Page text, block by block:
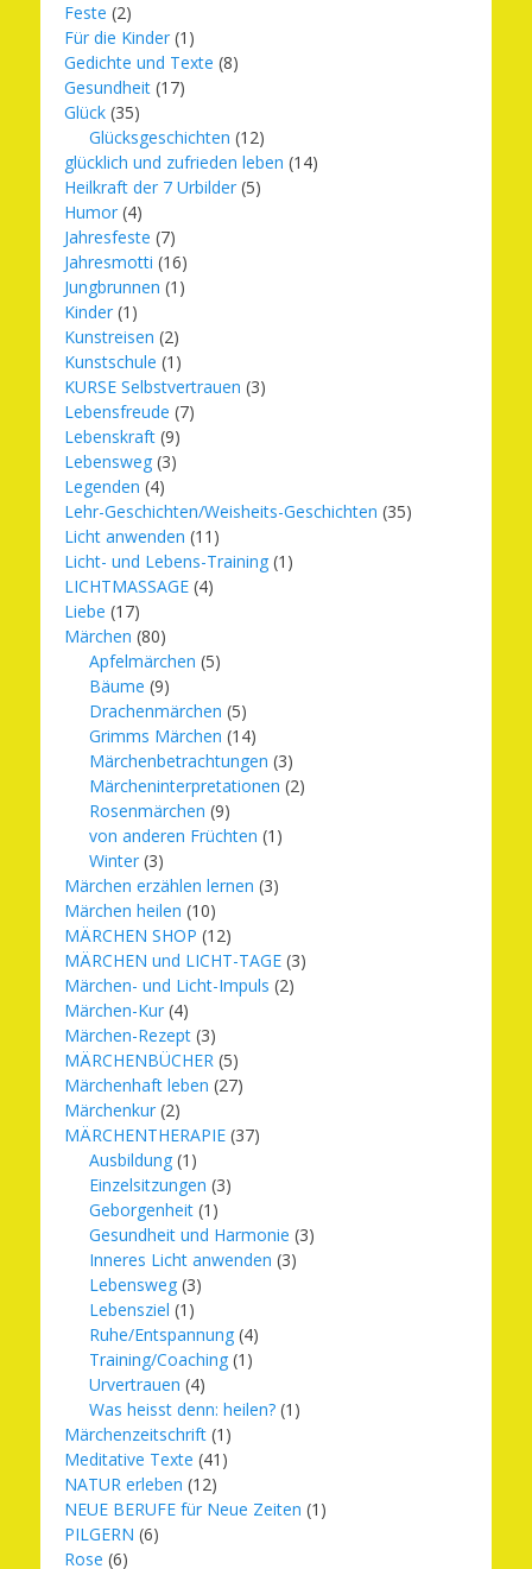
Feste (2)
Für die Kinder (1)
Gedichte und Texte (8)
Gesundheit (17)
Glück (35)
Glücksgeschichten (12)
glücklich und zufrieden leben (14)
Heilkraft der 7 Urbilder (5)
Humor (4)
Jahresfeste (7)
Jahresmotti (16)
Jungbrunnen (1)
Kinder (1)
Kunstreisen (2)
Kunstschule (1)
KURSE Selbstvertrauen (3)
Lebensfreude (7)
Lebenskraft (9)
Lebensweg (3)
Legenden (4)
Lehr-Geschichten/Weisheits-Geschichten (35)
Licht anwenden (11)
Licht- und Lebens-Training (1)
LICHTMASSAGE (4)
Liebe (17)
Märchen (80)
Apfelmärchen (5)
Bäume (9)
Drachenmärchen (5)
Grimms Märchen (14)
Märchenbetrachtungen (3)
Märcheninterpretationen (2)
Rosenmärchen (9)
von anderen Früchten (1)
Winter (3)
Märchen erzählen lernen (3)
Märchen heilen (10)
MÄRCHEN SHOP (12)
MÄRCHEN und LICHT-TAGE (3)
Märchen- und Licht-Impuls (2)
Märchen-Kur (4)
Märchen-Rezept (3)
MÄRCHENBÜCHER (5)
Märchenhaft leben (27)
Märchenkur (2)
MÄRCHENTHERAPIE (37)
Ausbildung (1)
Einzelsitzungen (3)
Geborgenheit (1)
Gesundheit und Harmonie (3)
Inneres Licht anwenden (3)
Lebensweg (3)
Lebensziel (1)
Ruhe/Entspannung (4)
Training/Coaching (1)
Urvertrauen (4)
Was heisst denn: heilen? (1)
Märchenzeitschrift (1)
Meditative Texte (41)
NATUR erleben (12)
NEUE BERUFE für Neue Zeiten (1)
PILGERN (6)
Rose (6)